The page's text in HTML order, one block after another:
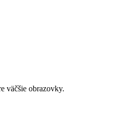
väčšie obrazovky.